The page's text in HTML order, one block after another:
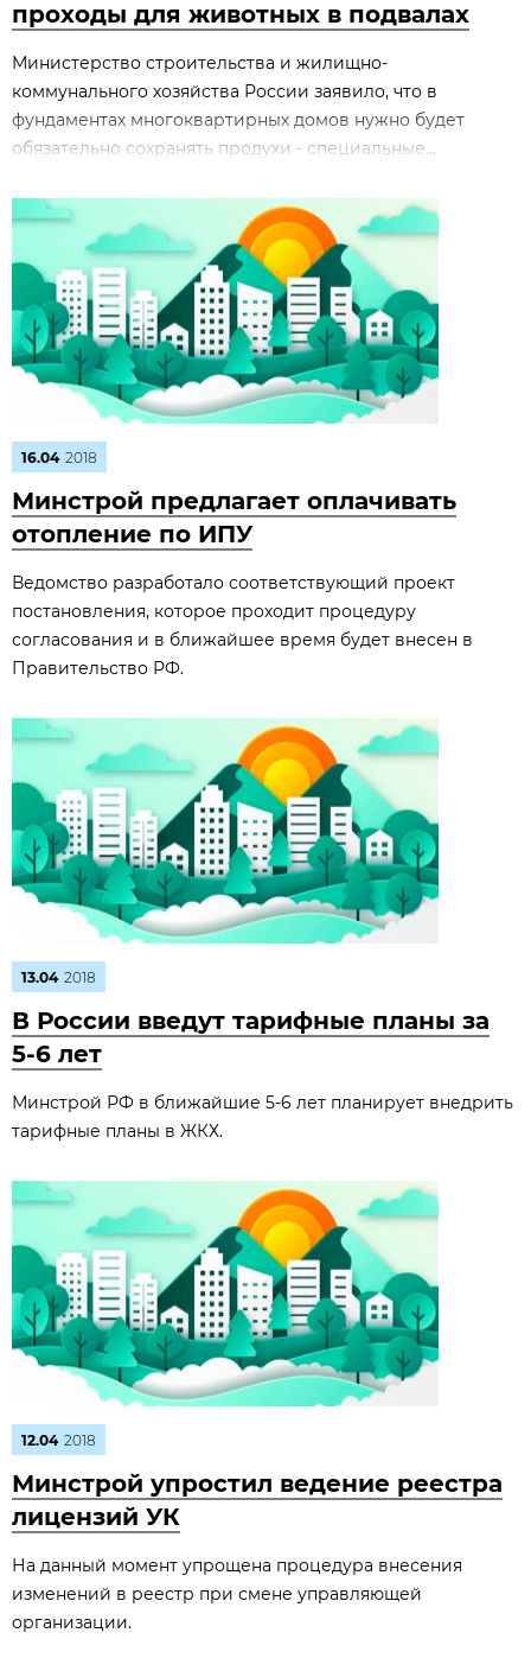
проходы для животных в подвалах
Министерство строительства и жилищно-
коммунального хозяйства России заявило, что в
фундаментах многоквартирных домов нужно будет
обязательно сохранять продухи - специальные...
16.04 2018
Минстрой предлагает оплачивать
отопление по ИПУ
Ведомство разработало соответствующий проект
постановления, которое проходит процедуру
согласования и в ближайшее время будет внесен в
Правительство РФ.
13.04 2018
В России введут тарифные планы за
5-6 лет
Минстрой РФ в ближайшие 5-6 лет планирует внедрить
тарифные планы в ЖКХ.
12.04 2018
Минстрой упростил ведение реестра
лицензий УК
На данный момент упрощена процедура внесения
изменений в реестр при смене управляющей
организации.